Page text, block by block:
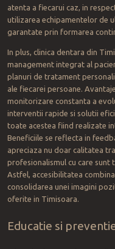
atenta a fiecarui caz, in
utilizarea echipamentelor de
garantate prin formarea
In plus, clinica dentara din
management integrat al
planuri de tratament
ale fiecarei persoane.
monitorizare constanta a
interventii rapide si solutii
toate acestea fiind realizate
Beneficiile se reflecta in
apreciaza nu doar calitatea
profesionalismul cu care sunt
Astfel, accesibilitatea
consolidarea unei imagini
oferite in Timisoara.
Educatie si